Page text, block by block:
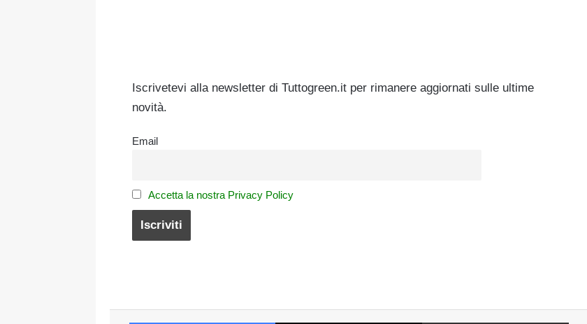
Iscrivetevi alla newsletter di Tuttogreen.it per rimanere aggiornati sulle ultime
novità.
Email
Accetta la nostra Privacy Policy
Facebook X Condividi via mail